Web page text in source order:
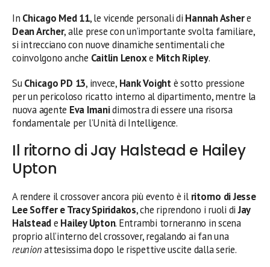
In Chicago Med 11, le vicende personali di Hannah Ashere
Dean Archer, alle prese con un’importante svolta familiare,
si intrecciano con nuove dinamiche sentimentali che
coinvolgono anche Caitlin Lenoxe Mitch Ripley.
SuChicago PD 13, invece, Hank Voightè sotto pressione
per un pericoloso ricatto interno al dipartimento, mentre la
nuova agente Eva Imanidimostra di essere una risorsa
fondamentale per l’Unità di Intelligence.
Il ritorno di Jay Halstead e Hailey
Upton
A rendere il crossover ancora più evento è il ritorno di Jesse
Lee Soffer e Tracy Spiridakos, che riprendono i ruoli diJay
Halsteade Hailey Upton. Entrambi torneranno in scena
proprio all’interno del crossover, regalando ai fan una
reunionattesissima dopo le rispettive uscite dalla serie.